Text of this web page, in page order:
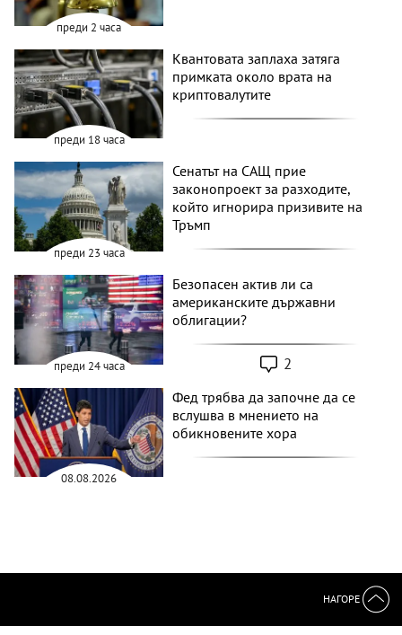
преди 2 часа
преди 18 часа
Квантовата заплаха затяга
примката около врата на
криптовалутите
преди 23 часа
Сенатът на САЩ прие
законопроект за разходите,
който игнорира призивите на
Тръмп
преди 24 часа
Безопасен актив ли са
американските държавни
облигации?
2
08.08.2026
Фед трябва да започне да се
вслушва в мнението на
обикновените хора
НАГОРЕ